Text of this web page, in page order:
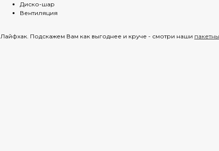
Диско-шар
Вентиляция
Лайфхак. Подскажем Вам как выгоднее и круче - смотри наши